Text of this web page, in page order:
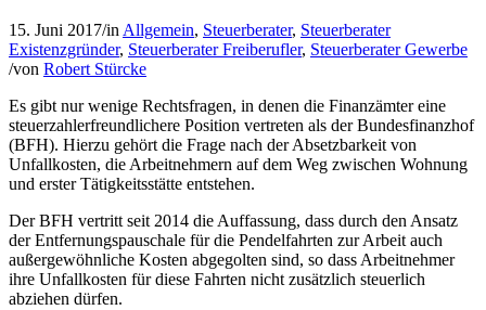
15. Juni 2017/in Allgemein, Steuerberater, Steuerberater
Existenzgründer, Steuerberater Freiberufler, Steuerberater Gewerbe
/von Robert Stürcke
Es gibt nur wenige Rechtsfragen, in denen die Finanzämter eine
steuerzahlerfreundlichere Position vertreten als der Bundesfinanzhof
(BFH). Hierzu gehört die Frage nach der Absetzbarkeit von
Unfallkosten, die Arbeitnehmern auf dem Weg zwischen Wohnung
und erster Tätigkeitsstätte entstehen.
Der BFH vertritt seit 2014 die Auffassung, dass durch den Ansatz
der Entfernungspauschale für die Pendelfahrten zur Arbeit auch
außergewöhnliche Kosten abgegolten sind, so dass Arbeitnehmer
ihre Unfallkosten für diese Fahrten nicht zusätzlich steuerlich
abziehen dürfen.